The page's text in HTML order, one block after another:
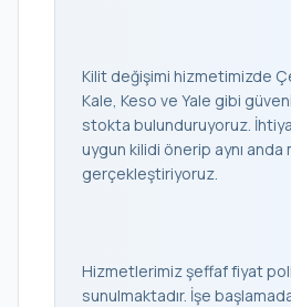
Kilit değişimi hizmetimizde
Kale, Keso ve Yale gibi
stokta bulunduruyoruz.
uygun kilidi önerip aynı anda
gerçekleştiriyoruz.
Hizmetlerimiz şeffaf fiyat
sunulmaktadır. İşe